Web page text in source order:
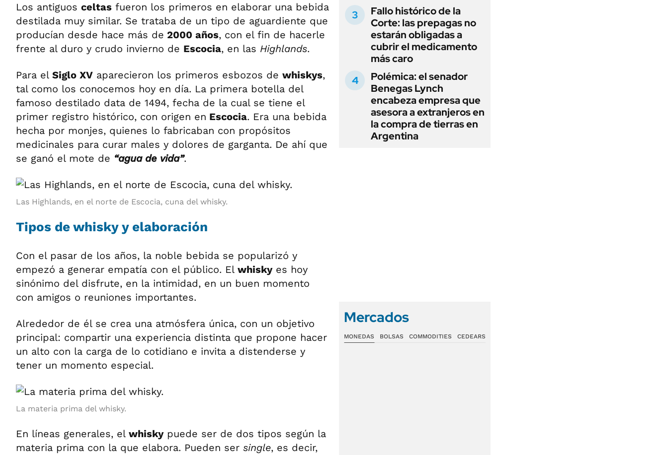
Los antiguos celtas fueron los primeros en elaborar una bebida
destilada muy similar. Se trataba de un tipo de aguardiente que
producían desde hace más de 2000 años, con el fin de hacerle
frente al duro y crudo invierno de Escocia, en las Highlands.
Para el Siglo XV aparecieron los primeros esbozos de whiskys,
tal como los conocemos hoy en día. La primera botella del
famoso destilado data de 1494, fecha de la cual se tiene el
primer registro histórico, con origen en Escocia. Era una bebida
hecha por monjes, quienes lo fabricaban con propósitos
medicinales para curar males y dolores de garganta. De ahí que
se ganó el mote de “agua de vida”.
Las Highlands, en el norte de Escocia, cuna del whisky.
Tipos de whisky y elaboración
Con el pasar de los años, la noble bebida se popularizó y
empezó a generar empatía con el público. El whiskyes hoy
sinónimo del disfrute, en la intimidad, en un buen momento
con amigos o reuniones importantes.
Alrededor de él se crea una atmósfera única, con un objetivo
principal: compartir una experiencia distinta que propone hacer
un alto con la carga de lo cotidiano e invita a distenderse y
tener un momento especial.
La materia prima del whisky.
En líneas generales, el whiskypuede ser de dos tipos según la
materia prima con la que elabora. Pueden ser single, es decir,
Fallo histórico de la
Corte: las prepagas no
estarán obligadas a
cubrir el medicamento
más caro
Polémica: el senador
Benegas Lynch
encabeza empresa que
asesora a extranjeros en
la compra de tierras en
Argentina
Mercados
MONEDAS BOLSAS COMMODITIES CEDEARS